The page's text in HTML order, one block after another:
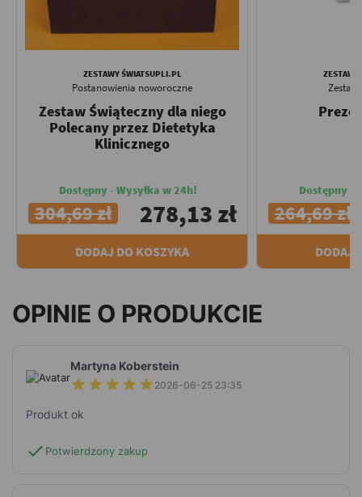
ZESTAWY ŚWIATSUPLI.PL
Postanowienia noworoczne
Zestaw Świąteczny dla niego
Polecany przez Dietetyka
Klinicznego
Dostępny - Wysyłka w 24h!
304,69 zł 278,13 zł
DODAJ DO KOSZYKA
Dostępny -
264,69 zł
DODAJ
OPINIE O PRODUKCIE
Martyna Koberstein
2026-06-25 23:35
Produkt ok
check Potwierdzony zakup